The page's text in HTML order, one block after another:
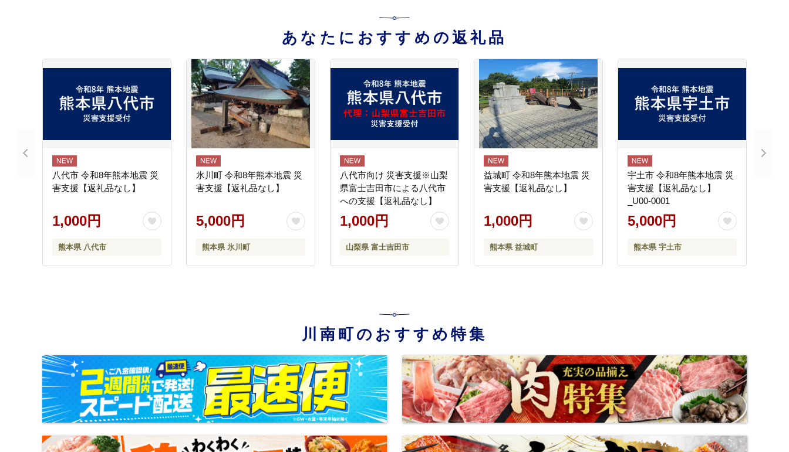
あなたにおすすめの返礼品
八代市 令和8年熊本地震 災
害支援【返礼品なし】
1,000円
熊本県 八代市
氷川町 令和8年熊本地震 災
害支援【返礼品なし】
5,000円
熊本県 氷川町
八代市向け 災害支援※山梨
県富士吉田市による八代市
への支援【返礼品なし】
1,000円
山梨県 富士吉田市
益城町 令和8年熊本地震 災
害支援【返礼品なし】
1,000円
熊本県 益城町
宇土市 令和8年熊本地震 災
害支援【返礼品なし】
_U00-0001
5,000円
熊本県 宇土市
川南町のおすすめ特集